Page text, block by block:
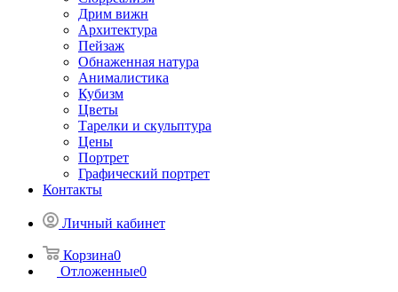
Дрим вижн
Архитектура
Пейзаж
Обнаженная натура
Анималистика
Кубизм
Цветы
Тарелки и скульптура
Цены
Портрет
Графический портрет
Контакты
Личный кабинет
Корзина0
Отложенные0